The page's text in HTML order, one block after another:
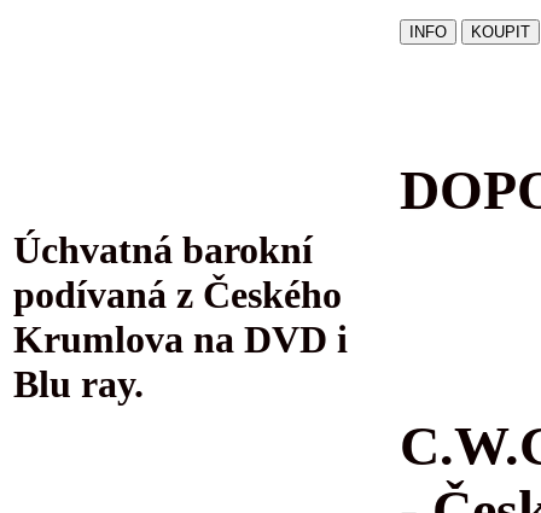
Úchvatná barokní
podívaná z Českého
Krumlova na DVD i
Blu ray.